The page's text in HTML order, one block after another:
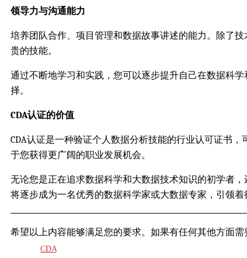
领导力与沟通能力
培养团队合作、项目管理和数据故事讲述的能力。除了
贵的技能。
通过不断地学习和实践，您可以逐步提升自己在数据科
择。
CDA认证的价值
CDA认证是一种验证个人数据分析技能的行业认可证书
于您获得更广阔的职业发展机会。
无论您是正在追求数据科学和大数据技术知识的初学者
将逐步成为一名优秀的数据科学家或大数据专家，引领
希望以上内容能够满足您的要求。如果有任何其他方面需
CDA